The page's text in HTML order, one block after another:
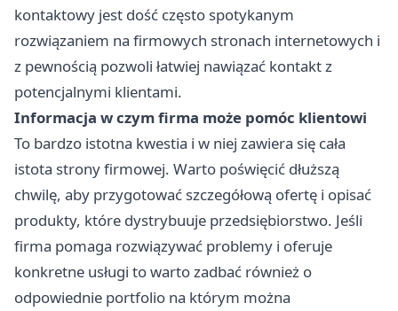
kontaktowy jest dość często spotykanym
rozwiązaniem na firmowych stronach internetowych i
z pewnością pozwoli łatwiej nawiązać kontakt z
potencjalnymi klientami.
Informacja w czym firma może pomóc klientowi
To bardzo istotna kwestia i w niej zawiera się cała
istota strony firmowej. Warto poświęcić dłuższą
chwilę, aby przygotować szczegółową ofertę i opisać
produkty, które dystrybuuje przedsiębiorstwo. Jeśli
firma pomaga rozwiązywać problemy i oferuje
konkretne usługi to warto zadbać również o
odpowiednie portfolio na którym można